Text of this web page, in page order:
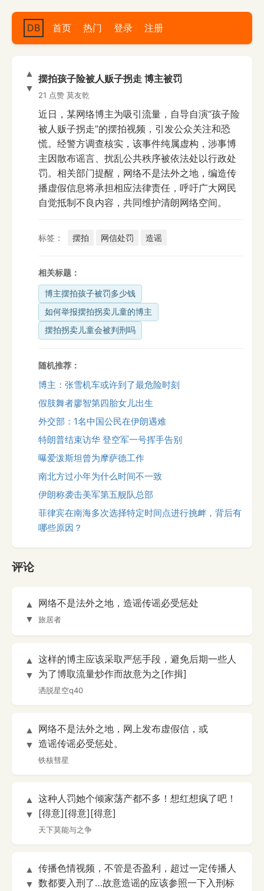
DB 首页 热门 登录 注册
▲
▼
摆拍孩子险被人贩子拐走 博主被罚
21 点赞 莫友乾
近日，某网络博主为吸引流量，自导自演“孩子险
被人贩子拐走”的摆拍视频，引发公众关注和恐
慌。经警方调查核实，该事件纯属虚构，涉事博
主因散布谣言、扰乱公共秩序被依法处以行政处
罚。相关部门提醒，网络不是法外之地，编造传
播虚假信息将承担相应法律责任，呼吁广大网民
自觉抵制不良内容，共同维护清朗网络空间。
标签： 摆拍 网信处罚 造谣
相关标题：
博主摆拍孩子被罚多少钱
如何举报摆拍拐卖儿童的博主
摆拍拐卖儿童会被判刑吗
随机推荐：
博主：张雪机车或许到了最危险时刻
假肢舞者廖智第四胎女儿出生
外交部：1名中国公民在伊朗遇难
特朗普结束访华 登空军一号挥手告别
曝爱泼斯坦曾为摩萨德工作
南北方过小年为什么时间不一致
伊朗称袭击美军第五舰队总部
菲律宾在南海多次选择特定时间点进行挑衅，背后有
哪些原因？
评论
▲
▼
网络不是法外之地，造谣传谣必受惩处
旅居者
▲
▼
这样的博主应该采取严惩手段，避免后期一些人
为了博取流量炒作而故意为之[作揖]
洒脱星空q40
▲
▼
网络不是法外之地，网上发布虚假信，或
造谣传谣必受惩处。
铁核彗星
▲
▼
这种人罚她个倾家荡产都不多！想红想疯了吧！
[得意][得意][得意]
天下莫能与之争
▲
▼
传播色情视频，不管是否盈利，超过一定传播人
数都要入刑了…故意造谣的应该参照一下入刑标